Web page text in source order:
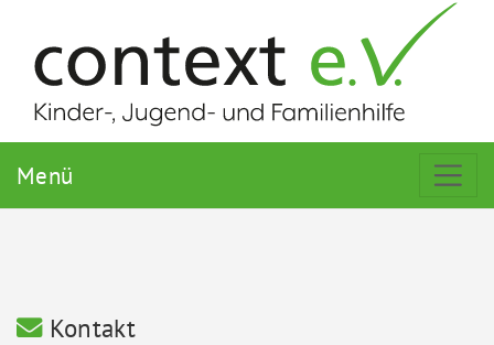
Menü
Kontakt